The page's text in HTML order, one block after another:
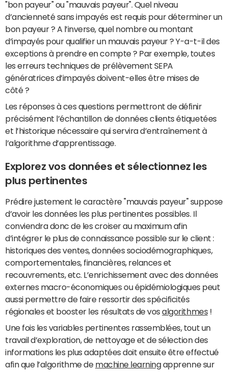
"bon payeur" ou "mauvais payeur". Quel niveau
d’ancienneté sans impayés est requis pour déterminer un
bon payeur ? A l’inverse, quel nombre ou montant
d’impayés pour qualifier un mauvais payeur ? Y-a-t-il des
exceptions à prendre en compte ? Par exemple, toutes
les erreurs techniques de prélèvement SEPA
génératrices d’impayés doivent-elles être mises de
côté ?
Les réponses à ces questions permettront de définir
précisément l’échantillon de données clients étiquetées
et l’historique nécessaire qui servira d’entraînement à
l’algorithme d’apprentissage.
Explorez vos données et sélectionnez les
plus pertinentes
Prédire justement le caractère "mauvais payeur" suppose
d’avoir les données les plus pertinentes possibles. Il
conviendra donc de les croiser au maximum afin
d’intégrer le plus de connaissance possible sur le client :
historiques des ventes, données sociodémographiques,
comportementales, financières, relances et
recouvrements, etc. L’enrichissement avec des données
externes macro-économiques ou épidémiologiques peut
aussi permettre de faire ressortir des spécificités
régionales et booster les résultats de vosalgorithmes !
Une fois les variables pertinentes rassemblées, tout un
travail d’exploration, de nettoyage et de sélection des
informations les plus adaptées doit ensuite être effectué
afin que l’algorithme de machine learningapprenne sur